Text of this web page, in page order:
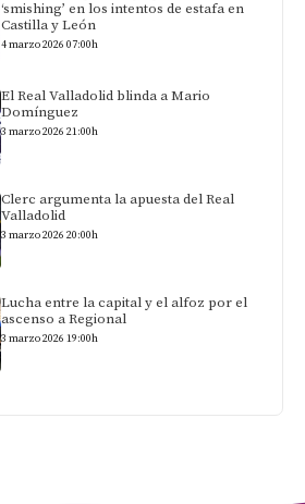
‘smishing’ en los intentos de estafa en
Castilla y León
4 marzo 2026 07:00h
El Real Valladolid blinda a Mario
Domínguez
3 marzo 2026 21:00h
Clerc argumenta la apuesta del Real
Valladolid
3 marzo 2026 20:00h
Lucha entre la capital y el alfoz por el
ascenso a Regional
3 marzo 2026 19:00h